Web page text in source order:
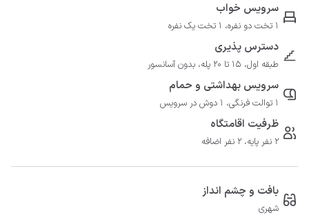
سرویس خواب
1 تخت دو نفره، 1 تخت یک نفره
دسترس پذیری
طبقه اول، 15 تا 20 پله، بدون آسانسور
سرویس بهداشتی و حمام
1 توالت فرنگی، 1 دوش در سرویس
ظرفیت اقامتگاه
2 نفر پایه، 2 نفر اضافه
بافت و چشم انداز
شهری